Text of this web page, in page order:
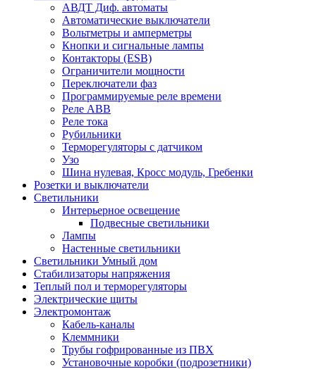
АВДT Диф. автоматы
Автоматические выключатели
Вольтметры и амперметры
Кнопки и сигнальные лампы
Контакторы (ESB)
Ограничители мощности
Переключатели фаз
Программируемые реле времени
Реле ABB
Реле тока
Рубильники
Терморегуляторы с датчиком
Узо
Шина нулевая, Кросс модуль, Гребенки
Розетки и выключатели
Светильники
Интерьерное освещение
Подвесные светильники
Лампы
Настенные светильники
Светильники Умный дом
Стабилизаторы напряжения
Теплый пол и терморегуляторы
Электрические щиты
Электромонтаж
Кабель-каналы
Клеммники
Трубы гофрированные из ПВХ
Установочные коробки (подрозетники)